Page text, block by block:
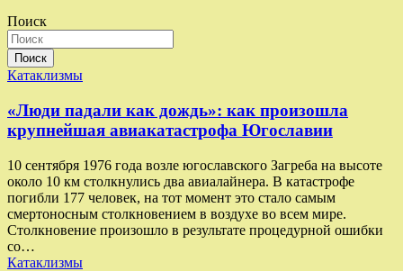
Поиск
Поиск
Катаклизмы
«Люди падали как дождь»: как произошла
крупнейшая авиакатастрофа Югославии
10 сентября 1976 года возле югославского Загреба на высоте
около 10 км столкнулись два авиалайнера. В катастрофе
погибли 177 человек, на тот момент это стало самым
смертоносным столкновением в воздухе во всем мире.
Столкновение произошло в результате процедурной ошибки
со…
Катаклизмы